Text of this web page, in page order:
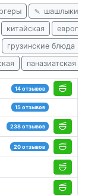
🍡 шашлыки
китайская
грузинские блюда
паназиатская
14 отзывов
15 отзывов
238 отзывов
20 отзывов